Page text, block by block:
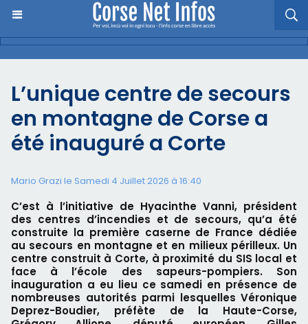
L’unique centre de secours
en montagne de Corse a
été inauguré a Corte
Mario Grazi le Samedi 4 Juillet 2026 à 16:40
C’est à l’initiative de Hyacinthe Vanni, président
des centres d’incendies et de secours, qu’a été
construite la première caserne de France dédiée
au secours en montagne et en milieux périlleux. Un
centre construit à Corte, à proximité du SIS local et
face à l’école des sapeurs-pompiers. Son
inauguration a eu lieu ce samedi en présence de
nombreuses autorités parmi lesquelles Véronique
Deprez-Boudier, préfète de la Haute-Corse,